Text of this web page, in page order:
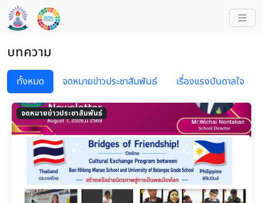
บทความ
ทั้งหมด จดหมายข่าวประชาสัมพันธ์ เรื่องแรงบันดาลใจ
จดหมายข่าวประชาสัมพันธ์